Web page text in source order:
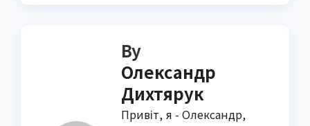
By
Олександр
Дихтярук
Привіт, я - Олександр,